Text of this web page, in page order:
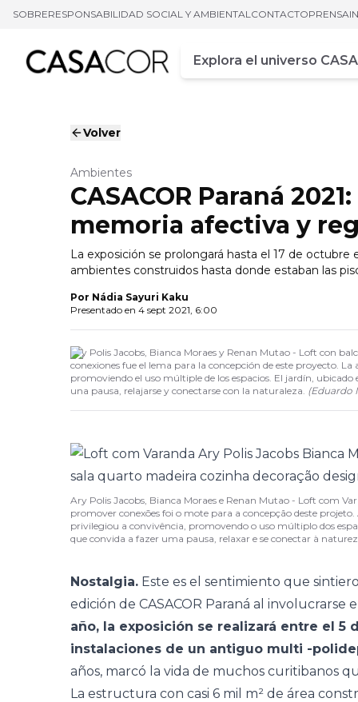
SOBRERESPONSABILIDAD SOCIAL Y AMBIENTALCONTACTOPRENSA
Campo de busca
Ingrese al menos tres
Volver
Ambientes
CASACOR Paraná
memoria afectiva y
La exposición se prolongará hasta el 17 de
ambientes construidos hasta donde estaban las
Por Nádia Sayuri Kaku
Presentado en 4 sept 2021, 6:00
Ary Polis Jacobs, Bianca Moraes y Renan Mutao - Loft con
conexiones fue el lema para la concepción de este proyecto.
promoviendo el uso múltiple de los espacios. El jardín,
una pausa, relajarse y conectarse con la naturaleza. (Eduardo
Ary Polis Jacobs, Bianca Moraes e Renan Mutao - Loft com
promover conexões foi o mote para a concepção deste
privilegiou a convivência, promovendo o uso múltiplo dos
que convida a fazer uma pausa, relaxar e se conectar à
Nostalgia. Este es el sentimiento que
edición de CASACOR Paraná al involucrarse
año, la exposición se realizará entre el
instalaciones de un antiguo multi -
años, marcó la vida de muchos curitibanos
La estructura con casi 6 mil m² de área